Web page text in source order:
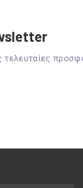
τελευταίες